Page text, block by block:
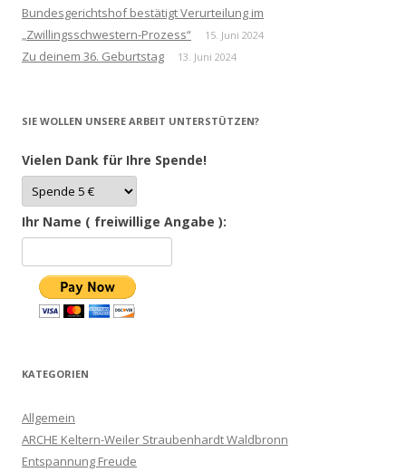
Bundesgerichtshof bestätigt Verurteilung im
„Zwillingsschwestern-Prozess“
15. Juni 2024
Zu deinem 36. Geburtstag 13. Juni 2024
SIE WOLLEN UNSERE ARBEIT UNTERSTÜTZEN?
Vielen Dank für Ihre Spende!
Ihr Name ( freiwillige Angabe ):
KATEGORIEN
Allgemein
ARCHE Keltern-Weiler Straubenhardt Waldbronn
Entspannung Freude